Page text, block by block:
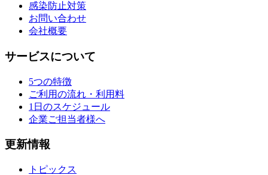
感染防止対策
お問い合わせ
会社概要
サービスについて
5つの特徴
ご利用の流れ・利用料
1日のスケジュール
企業ご担当者様へ
更新情報
トピックス